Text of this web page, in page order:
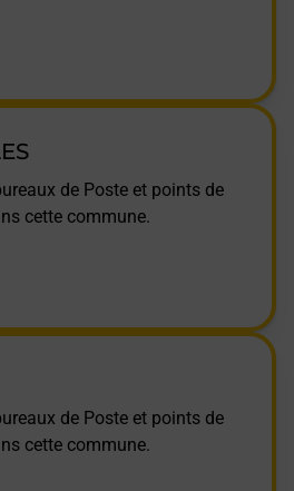
de Poste et points de
cette commune.
de Poste et points de
cette commune.